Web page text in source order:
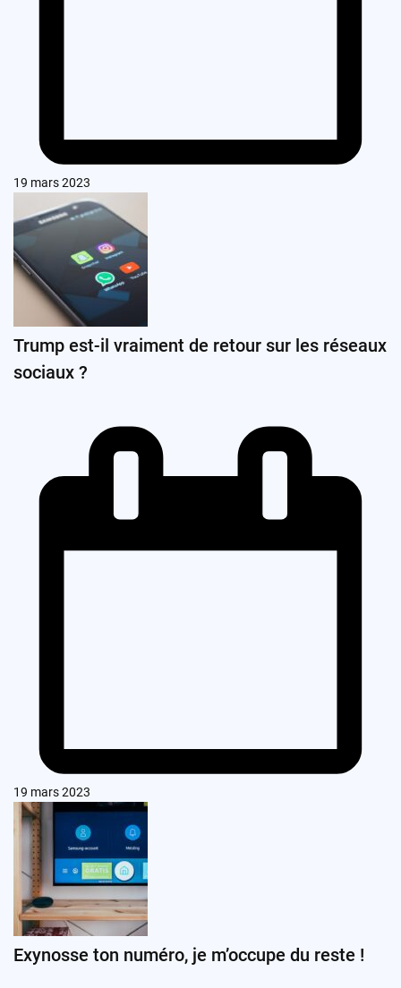
19 mars 2023
Trump est-il vraiment de retour sur les réseaux
sociaux ?
19 mars 2023
Exynosse ton numéro, je m’occupe du reste !